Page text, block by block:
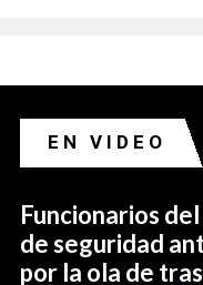
EN VIDEO
Funcionarios
de seguridad
por la ola de